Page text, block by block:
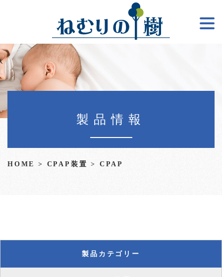
製品情報
HOME > CPAP装置 > CPAP
製品カテゴリー